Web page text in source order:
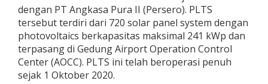
dengan PT Angkasa Pura II (Persero). PLTS
tersebut terdiri dari 720 solar panel system dengan
photovoltaics berkapasitas maksimal 241 kWp dan
terpasang di Gedung Airport Operation Control
Center (AOCC). PLTS ini telah beroperasi penuh
sejak 1 Oktober 2020.